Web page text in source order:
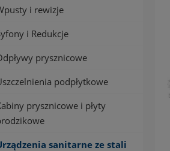
i rewizje
i Redukcje
prysznicowe
podpłytkowe
prysznicowe i płyty
sanitarne ze stali